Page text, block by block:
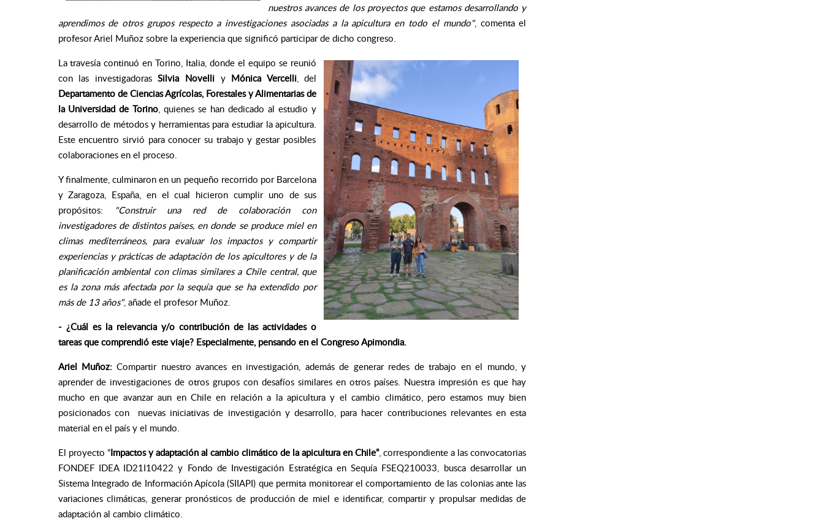
nuestros avances de los proyectos que estamos desarrollando y
aprendimos de otros grupos respecto a investigaciones asociadas a la apicultura en todo el mundo", comenta el
profesor Ariel Muñoz sobre la experiencia que significó participar de dicho congreso.
La travesía continuó enTorino, Italia, donde el equipo se reunió
con las investigadoras Silvia Novelliy Mónica Vercelli, del
Departamento de Ciencias Agrícolas, Forestales y Alimentarias de
la Universidad de Torino, quienes se han dedicado al estudio y
desarrollo de métodos y herramientas para estudiar la apicultura.
Este encuentro sirvió para conocer su trabajo y gestar posibles
colaboraciones en el proceso.
Y finalmente, culminaron en un pequeño recorrido por Barcelona
y Zaragoza, España, en el cual hicieron cumplir uno de sus
propósitos:
"Construir una red de colaboración con
investigadores de distintos países, en donde se produce miel en
climas mediterráneos, para evaluar los impactos y compartir
experiencias y prácticas de adaptación de los apicultores y de la
planificación ambiental con climas similares a Chile central, que
es la zona más afectada por la sequía que se ha extendido por
más de 13 años", añade el profesor Muñoz.
- ¿Cuál es la relevancia y/o contribución de las actividades o
tareas que comprendió este viaje? Especialmente, pensando en el Congreso Apimondia.
Ariel Muñoz:Compartir nuestro avances en investigación, además de generar redes de trabajo en el mundo, y
aprender de investigaciones de otros grupos con desafíos similares en otros países. Nuestra impresión es que hay
mucho en que avanzar aun en Chile en relación a la apicultura y el cambio climático, pero estamos muy bien
posicionados con nuevas iniciativas de investigación y desarrollo, para hacer contribuciones relevantes en esta
material en el país y el mundo.
El proyecto “Impactos y adaptación al cambio climático de la apicultura en Chile”, correspondiente a las convocatorias
FONDEF IDEA ID21I10422 y Fondo de Investigación Estratégica en Sequía FSEQ210033, busca desarrollar un
Sistema Integrado de Información Apícola (SIIAPI) que permita monitorear el comportamiento de las colonias ante las
variaciones climáticas, generar pronósticos de producción de miel e identificar, compartir y propulsar medidas de
adaptación al cambio climático.